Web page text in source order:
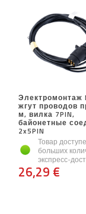
Электромонтаж
жгут проводов
м, вилка 7PIN,
байонетные
2x5PIN
Товар
больших
экспресс-
26,29 €